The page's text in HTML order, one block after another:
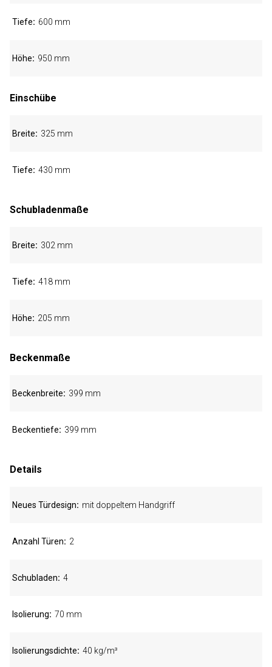
Tiefe 600 mm
Höhe 950 mm
Einschübe
Breite 325 mm
Tiefe 430 mm
Schubladenmaße
Breite 302 mm
Tiefe 418 mm
Höhe 205 mm
Beckenmaße
Beckenbreite 399 mm
Beckentiefe 399 mm
Details
Neues Türdesign mit doppeltem Handgriff
Anzahl Türen 2
Schubladen 4
Isolierung 70 mm
Isolierungsdichte 40 kg/m³